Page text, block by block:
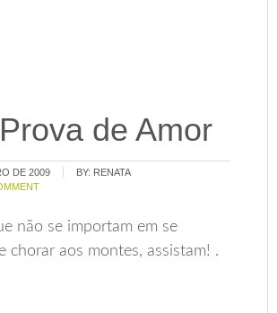
de Amor
DE 2009 BY: RENATA
não se importam em se
chorar aos montes, assistam! .